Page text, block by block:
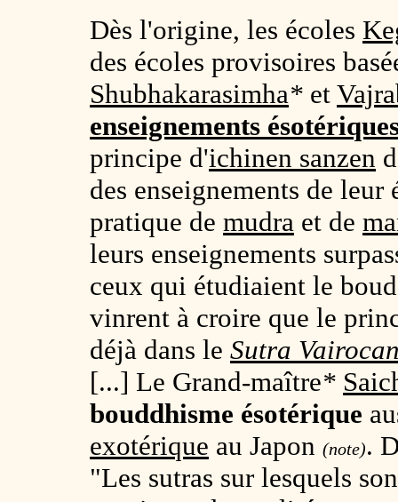
Dès l'origine, les écoles
des écoles provisoires
Shubhakarasimha* et
enseignements
principe d'ichinen sanzen
des enseignements de
pratique de mudra et de
leurs enseignements
ceux qui étudiaient le
vinrent à croire que le
déjà dans le Sutra
[...] Le Grand-maître*
bouddhisme ésotérique
exotérique au Japon (note).
"Les sutras sur lesquels